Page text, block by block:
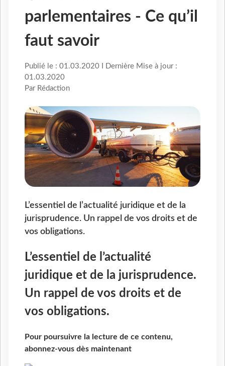
parlementaires - Ce qu’il
faut savoir
Publié le : 01.03.2020 I Dernière Mise à jour :
01.03.2020
Par Rédaction
L’essentiel de l’actualité juridique et de la
jurisprudence. Un rappel de vos droits et de
vos obligations.
L’essentiel de l’actualité
juridique et de la jurisprudence.
Un rappel de vos droits et de
vos obligations.
Pour poursuivre la lecture de ce contenu,
abonnez-vous dès maintenant